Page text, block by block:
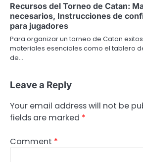
Recursos del Torneo de Catan:
necesarios, Instrucciones de
para jugadores
Para organizar un torneo de Catan
materiales esenciales como el tablero
de…
Leave a Reply
Your email address will not be
fields are marked *
Comment *